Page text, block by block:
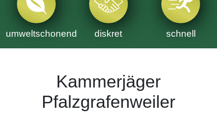
umweltschonend diskret schnell
Kammerjäger
Pfalzgrafenweiler